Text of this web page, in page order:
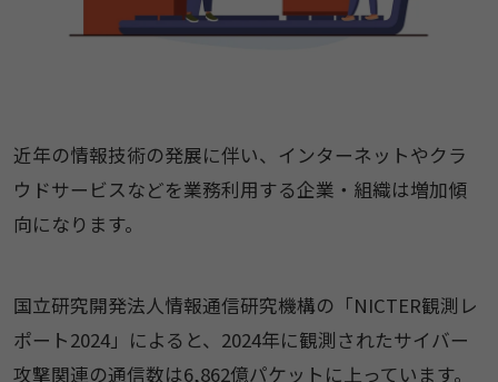
近年の情報技術の発展に伴い、インターネットやクラ
ウドサービスなどを業務利用する企業・組織は増加傾
向になります。
国立研究開発法人情報通信研究機構の「NICTER観測レ
ポート2024」によると、2024年に観測されたサイバー
攻撃関連の通信数は6,862億パケットに上っています。